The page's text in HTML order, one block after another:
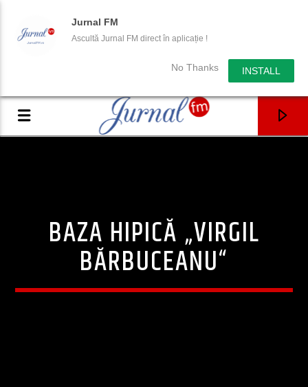
Jurnal FM
Ascultă Jurnal FM direct în aplicație !
No Thanks INSTALL
BAZA HIPICĂ „VIRGIL
BĂRBUCEANU“